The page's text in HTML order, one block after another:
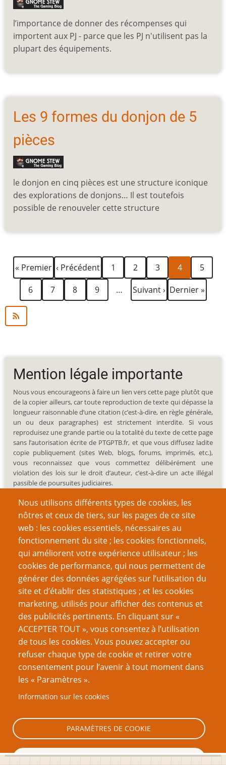
l’importance de donner des récompenses qui
importent aux PJ - parce que les PJ n'utilisent pas la
plupart des équipements.
Les 9 formes du donjon de 5
pièces
le donjon en cinq pièces est une structure iconique
des explorations de donjons… Il est toutefois
possible de renouveler cette structure
Pagination
Première
page
« Premier
Page
précédente
‹ Précédent Page
1 Page
2 Page
3
Page
courante
4 Page
5
Page
6 Page
7 Page
8 Page
9 …
Page
suivante
Suivant › Dernière
page
Dernier »
Nous utilisons différents types de cookies, les
nôtres et ceux de tiers, sur les pages de ce site
web : les cookies essentiels, nécessaires au
fonctionnement du site ; les cookies fonctionnels,
qui améliorent votre expérience utilisateur ; les
cookies de performance, qui nous permettent de
générer des données agrégées sur l’utilisation du
site et d’établir des statistiques ; et les cookies
marketing, utilisés pour afficher des contenus et
des publicités pertinents. En cliquant sur «
ACCEPTER TOUT », vous consentez à l’utilisation
de tous les cookies. Vous pouvez accepter ou
refuser chaque type de cookie et retirer votre
consentement pour l’avenir à tout moment dans
les « Paramètres ».
Information sur les cookies
PARAMÈTRES DE COOKIE
TOUT REFUSER
Mention légale importante
Nous vous encourageons à faire un lien vers cette page plutôt que
de la copier ailleurs, car toute reproduction de texte qui dépasse la
longueur raisonnable d’une citation (c’est-à-dire, en règle générale,
un ou deux paragraphes) est strictement interdite. Si vous
reproduisez une grande partie ou la totalité du texte de cette page
sans l’autorisation écrite de PTGPTB.fr, et que vous diffusez ladite
copie publiquement (sites Web, blogs, forums, imprimés, etc.),
vous reconnaissez que vous commettez délibérément une
violation des lois sur le droit d’auteur, c’est-à-dire un acte illégal
passible de poursuites judiciaires.
Recherche
Nom d'utilisateur
Mot de passe
Réinitialiser votre mot de passe